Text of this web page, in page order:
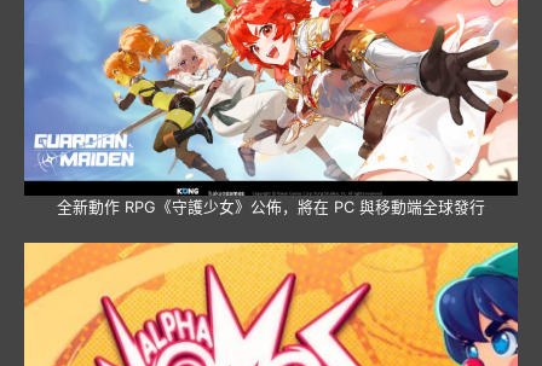
全新動作 RPG《守護少女》公佈，將在 PC 與移動端全球發行